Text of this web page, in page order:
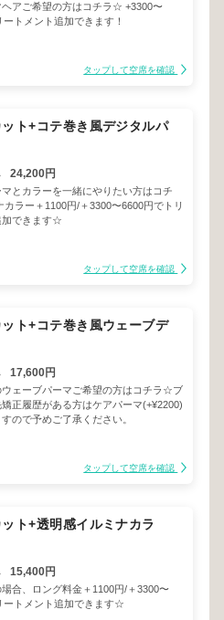
ヘアご希望の方はコチラ☆ +3300〜
トメント追加できます！
タップして空席を確認
ット+コテ巻き風デジタルパ
24,200円
とカラーを一緒にやりたい方はコチ
カラー＋1100円/＋3300〜6600円でトリ
加できます☆
タップして空席を確認
ット+コテ巻き風ウェーブデ
17,600円
ウェーブパーマご希望の方はコチラ☆ブ
矯正履歴がある方はケアパーマ(+¥2200)
ので予めご了承ください。
タップして空席を確認
ット+透明感イルミナカラ
15,400円
合、ロング料金＋1100円/＋3300〜
ートメント追加できます☆